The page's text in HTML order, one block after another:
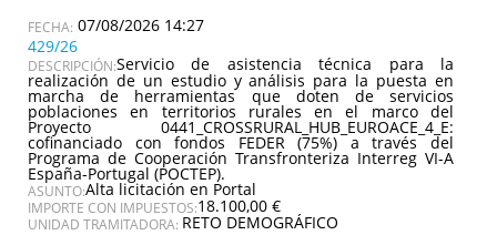
07/08/2026 14:27
429/26
DESCRIPCIÓN:Servicio de asistencia técnica para la
realización de un estudio y análisis para la puesta en
marcha de herramientas que doten de servicios
poblaciones en territorios rurales en el marco del
Proyecto 0441_CROSSRURAL_HUB_EUROACE_4_E:
cofinanciado con fondos FEDER (75%) a través del
Programa de Cooperación Transfronteriza Interreg VI-A
España-Portugal (POCTEP).
ASUNTO:Alta licitación en Portal
IMPORTE CON IMPUESTOS:18.100,00 €
UNIDAD TRAMITADORA: RETO DEMOGRÁFICO